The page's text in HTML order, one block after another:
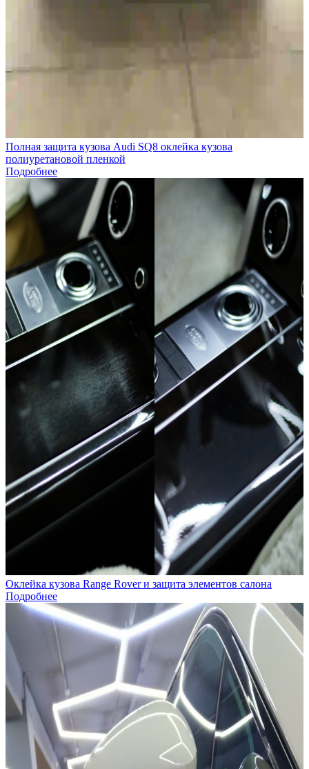
Полная защита кузова Audi SQ8 оклейка кузова
полиуретановой пленкой
Подробнее
Оклейка кузова Range Rover и защита элементов салона
Подробнее